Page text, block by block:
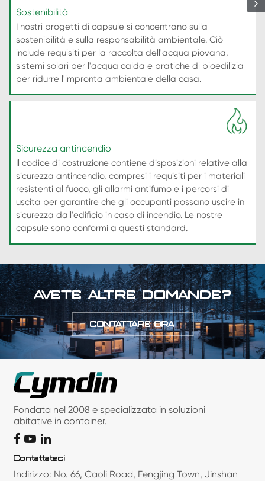
Sostenibilità
I nostri progetti di capsule si concentrano sulla
sostenibilità e sulla responsabilità ambientale. Ciò
include requisiti per la raccolta dell'acqua piovana,
sistemi solari per l'acqua calda e pratiche di bioedilizia
per ridurre l'impronta ambientale della casa.
Sicurezza antincendio
Il codice di costruzione contiene disposizioni relative alla
sicurezza antincendio, compresi i requisiti per i materiali
resistenti al fuoco, gli allarmi antifumo e i percorsi di
uscita per garantire che gli occupanti possano uscire in
sicurezza dall'edificio in caso di incendio. Le nostre
capsule sono conformi a questi standard.
AVETE ALTRE DOMANDE?
CONTATTARE ORA
Fondata nel 2008 e specializzata in soluzioni
abitative in container.
Contattateci
Indirizzo: No. 66, Caoli Road, Fengjing Town, Jinshan